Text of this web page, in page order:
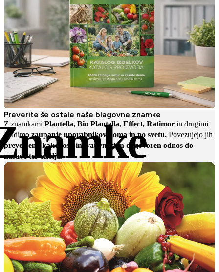
Preverite še ostale naše blagovne znamke
Z znamkami Plantella, Bio Plantella, Effect, Ratimor in drugimi
gradimo zaupanje uporabnikov doma in po svetu. Povezujejo jih
preverjena kakovost, inovativnost in odgovoren odnos do
narave ter okolja.